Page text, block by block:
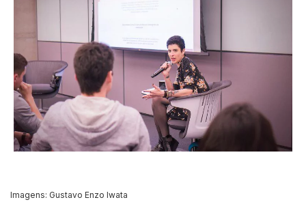
Imagens: Gustavo Enzo Iwata